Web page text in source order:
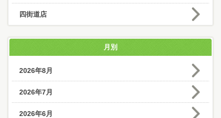
四街道店
月別
2026年8月
2026年7月
2026年6月